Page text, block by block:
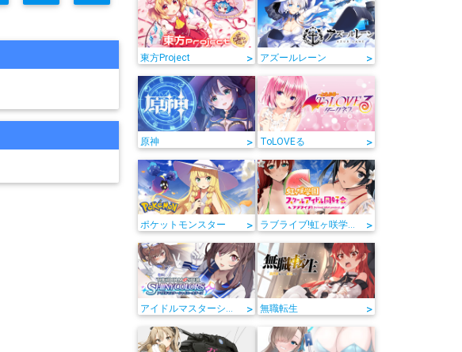
東方Project > アズールレーン >
原神 > ToLOVEる >
ポケットモンスター > ラブライブ!虹ヶ咲学園スクールアイドル同好会 >
> 無職転生 >